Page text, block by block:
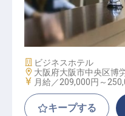
フロント
施設業態
ビジネスホテル
勤務地
大阪府大阪市中央区博
給与
月給／209,000円～
キープする